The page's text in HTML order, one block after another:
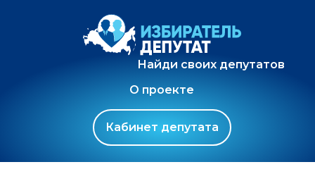
Найди своих депутатов
О проекте
Кабинет депутата